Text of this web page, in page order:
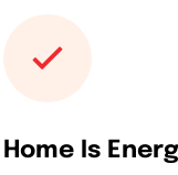
Home Is